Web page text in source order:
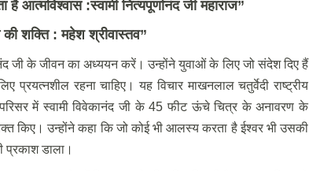
:स्वामी नित्यपूर्णानंद जी महाराज”
शक्ति : महेश श्रीवास्तव”
जी के जीवन का अध्ययन करें। उन्होंने युवाओं के लिए जो संदेश दिए हैं
रहना चाहिए। यह विचार माखनलाल चतुर्वेदी राष्ट्रीय
परिसर में स्वामी विवेकानंद जी के 45 फीट ऊंचे चित्र के अनावरण के
किए। उन्होंने कहा कि जो कोई भी आलस्य करता है ईश्वर भी उसकी
प्रकाश डाला।